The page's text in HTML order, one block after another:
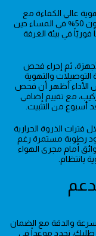
عالي الكفاءة مع
ضبط تلقائي للرطوبة فخفض المستوى إلى ما دون 50% في المساء حين
في بيئة الغرفة
ثم إجراء فحص
سلامة التوصيلات والتهوية
الرياض 24 ساعة. قياس الأداء أظهر أن فحص
عمليات التركيب، مع تقييم إضافي
أسبوع من التثبيت.
فترات الذروة الحرارية
رطوبة مستمرة رغم
أمام مجرى الهواء
بانتظام.
والدقة مع الضمان
على مدار 24 ساعة. عند طلبك، نحدد موعداً في